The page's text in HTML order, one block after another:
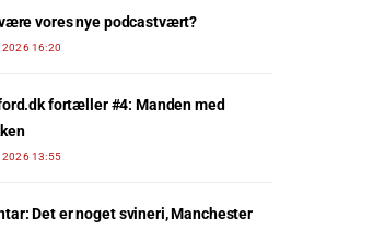
vores nye podcastvært?
2026 16:20
fortæller #4: Manden med
2026 13:55
Det er noget svineri, Manchester